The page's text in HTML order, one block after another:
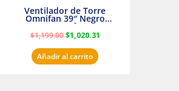
Ventilador de Torre
Omnifan 39″ Negro
Masterfan
$1,199.00 $1,020.31
Añadir al carrito